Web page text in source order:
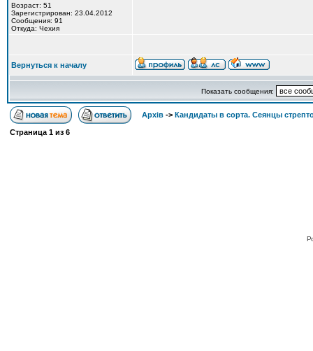
Возраст: 51
Зарегистрирован: 23.04.2012
Сообщения: 91
Откуда: Чехия
Вернуться к началу
Показать сообщения:
Архів -> Кандидаты в сорта. Сеянцы
Страница 1 из 6